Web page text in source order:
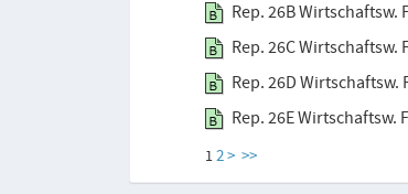
Rep. 26B
Rep. 26C
Rep. 26D Wirtschaftsw.
Rep. 26E Wirtschaftsw.
12> >>